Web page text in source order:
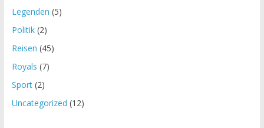
Legenden (5)
Politik(2)
Reisen (45)
Royals (7)
Sport(2)
Uncategorized (12)